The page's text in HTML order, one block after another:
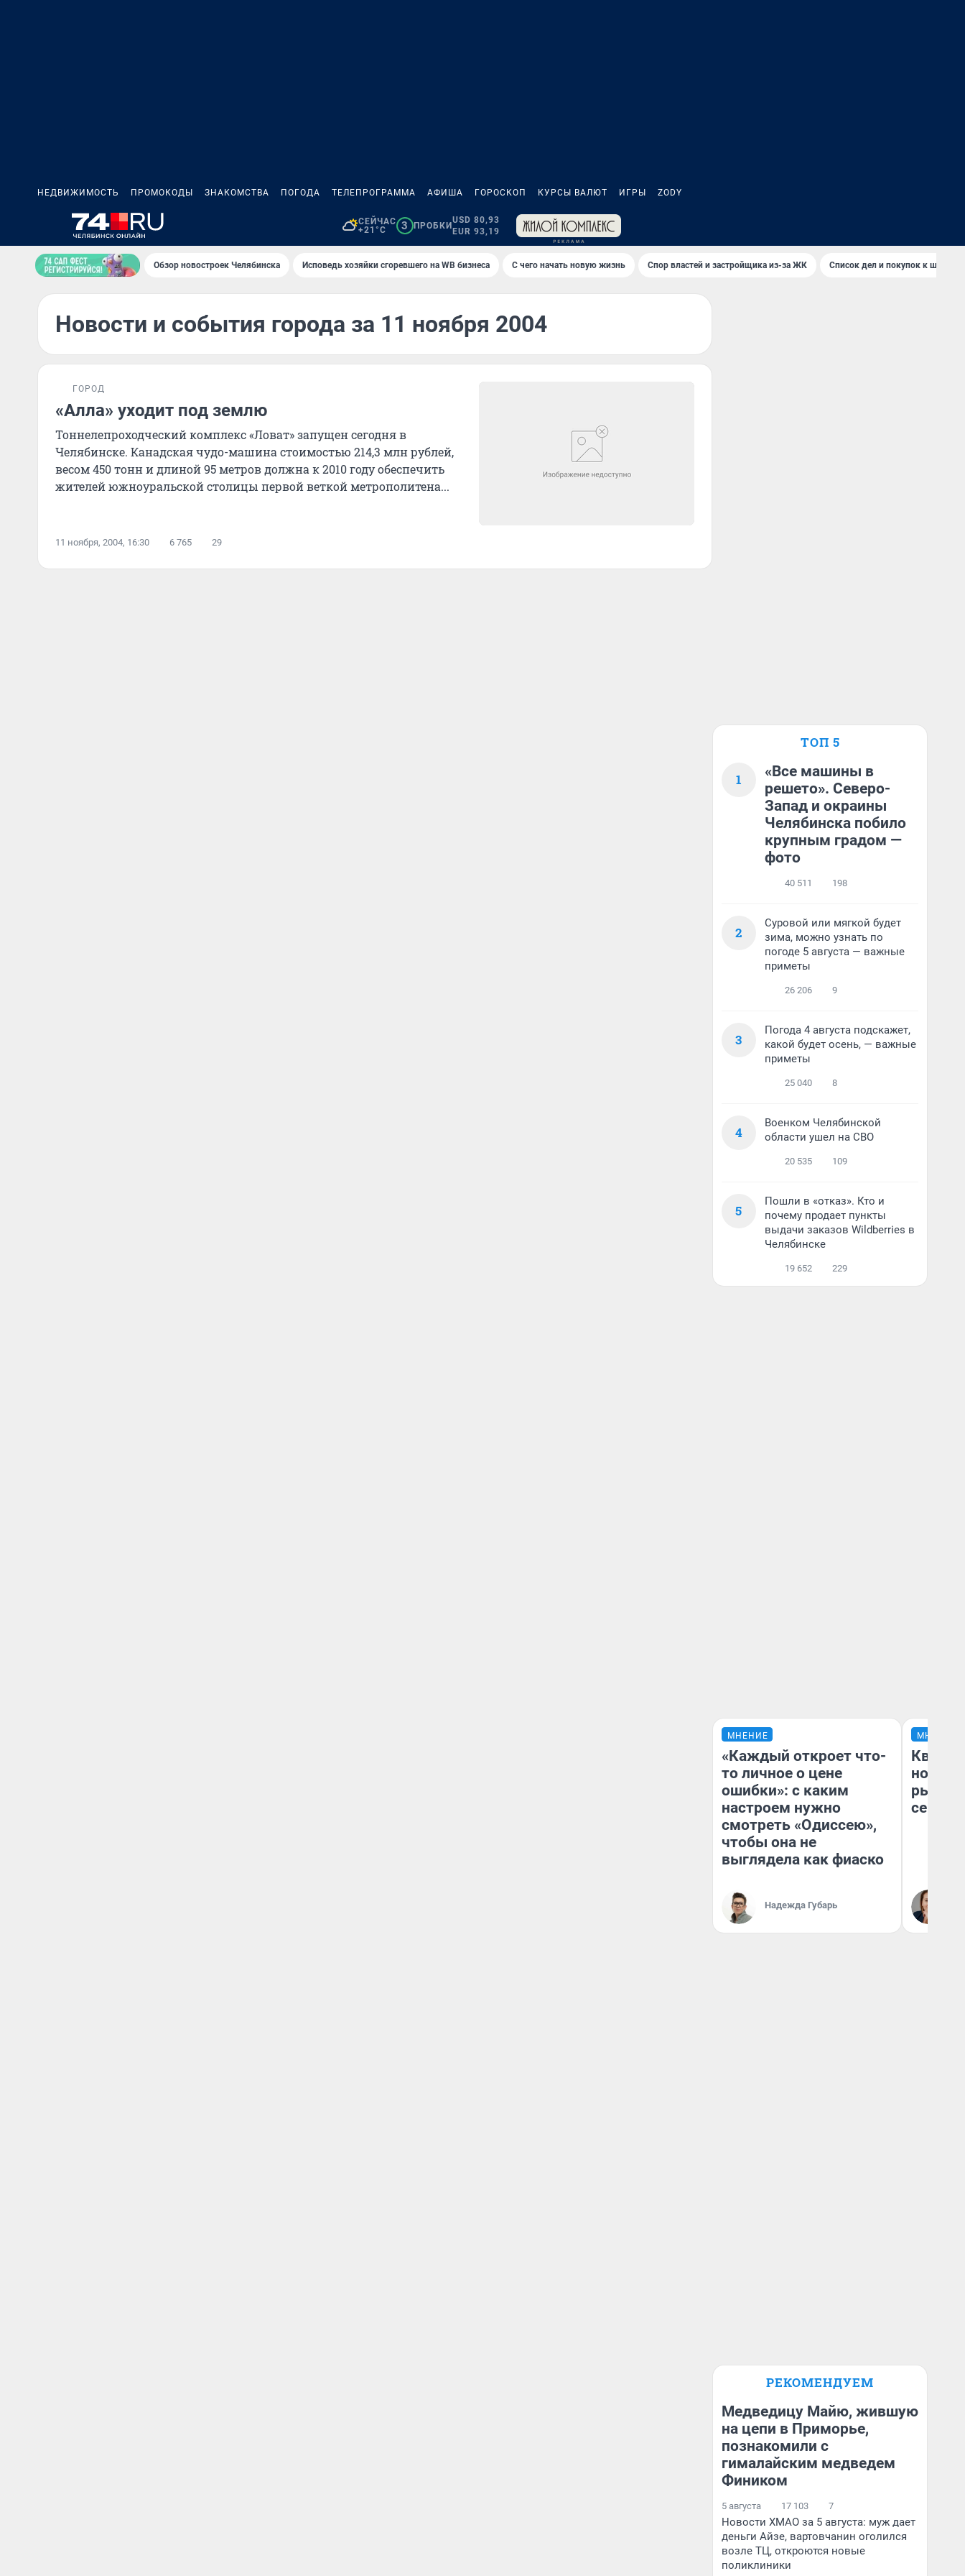
НЕДВИЖИМОСТЬ ПРОМОКОДЫ ЗНАКОМСТВА ПОГОДА ТЕЛЕПРОГРАММА АФИША ГОРОСКОП КУРСЫ ВАЛЮТ ИГРЫ ZODY
СЕЙЧАС
+21°C
3 ПРОБКИ
USD 80,93
EUR 93,19
Обзор новостроек Челябинска Исповедь хозяйки сгоревшего на WB бизнеса С чего начать новую жизнь Спор властей и застройщика из-за ЖК Список дел и покупок к школе
Новости и события города за 11 ноября 2004
ГОРОД
«Алла» уходит под землю
Тоннелепроходческий комплекс «Ловат» запущен сегодня в
Челябинске. Канадская чудо-машина стоимостью 214,3 млн рублей,
весом 450 тонн и длиной 95 метров должна к 2010 году обеспечить
жителей южноуральской столицы первой веткой метрополитена...
11 ноября, 2004, 16:30 6 765 29
ТОП 5
1
«Все машины в
решето». Северо-
Запад и окраины
Челябинска побило
крупным градом —
фото
40 511 198
2
Суровой или мягкой будет
зима, можно узнать по
погоде 5 августа — важные
приметы
26 206 9
3
Погода 4 августа подскажет,
какой будет осень, — важные
приметы
25 040 8
4
Военком Челябинской
области ушел на СВО
20 535 109
5
Пошли в «отказ». Кто и
почему продает пункты
выдачи заказов Wildberries в
Челябинске
19 652 229
МНЕНИЕ
«Каждый откроет что-
то личное о цене
ошибки»: с каким
настроем нужно
смотреть «Одиссею»,
чтобы она не
выглядела как фиаско
Надежда Губарь
МНЕНИЕ
но
рынок
РЕКОМЕНДУЕМ
Медведицу Майю, жившую
на цепи в Приморье,
познакомили с
гималайским медведем
Фиником
5 августа 17 103 7
Новости ХМАО за 5 августа: муж дает
деньги Айзе, вартовчанин оголился
возле ТЦ, откроются новые
поликлиники